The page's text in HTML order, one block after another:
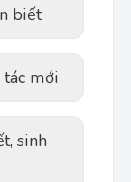
biết
mới
sinh